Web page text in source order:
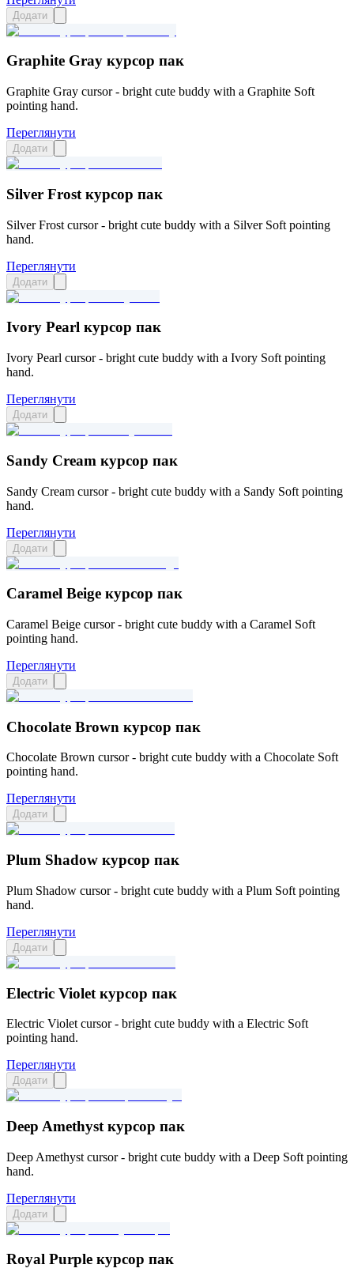
Додати
Graphite Gray курсор пак
Graphite Gray cursor - bright cute buddy with a Graphite Soft
pointing hand.
Переглянути
Додати
Silver Frost курсор пак
Silver Frost cursor - bright cute buddy with a Silver Soft pointing
hand.
Переглянути
Додати
Ivory Pearl курсор пак
Ivory Pearl cursor - bright cute buddy with a Ivory Soft pointing
hand.
Переглянути
Додати
Sandy Cream курсор пак
Sandy Cream cursor - bright cute buddy with a Sandy Soft pointing
hand.
Переглянути
Додати
Caramel Beige курсор пак
Caramel Beige cursor - bright cute buddy with a Caramel Soft
pointing hand.
Переглянути
Додати
Chocolate Brown курсор пак
Chocolate Brown cursor - bright cute buddy with a Chocolate Soft
pointing hand.
Переглянути
Додати
Plum Shadow курсор пак
Plum Shadow cursor - bright cute buddy with a Plum Soft pointing
hand.
Переглянути
Додати
Electric Violet курсор пак
Electric Violet cursor - bright cute buddy with a Electric Soft
pointing hand.
Переглянути
Додати
Deep Amethyst курсор пак
Deep Amethyst cursor - bright cute buddy with a Deep Soft pointing
hand.
Переглянути
Додати
Royal Purple курсор пак